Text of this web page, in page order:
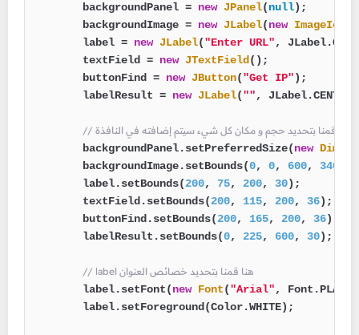
backgroundPanel = new JPanel(null);
backgroundImage = new JLabel(new ImageIcon
label = new JLabel("Enter URL",
textField = new JTextField ();
buttonFind = new JButton("Get IP");
labelResult = new JLabel("",
// هنا قمنا بتحديد حجم و مكان كل شيء سيتم إضافته في النافذة
backgroundPanel.setPreferredSize(new
backgroundImage.setBounds(0, 0, 600, 340
label.setBounds(200, 75, 200, 30);
textField.setBounds(200, 115, 200, 36);
buttonFind.setBounds(200, 165, 200, 36);
labelResult.setBounds(0, 225, 600, 30);
// label هنا قمنا بتحديد خصائص العنوان
label.setFont(new Font("Arial",
label.setForeground(Color.WHITE);